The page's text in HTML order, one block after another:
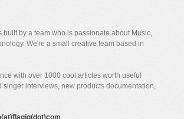
built by a team who is passionate about Music,
We're a small creative team based in
with over 1000 cool articles worth useful
interviews, new products documentation,